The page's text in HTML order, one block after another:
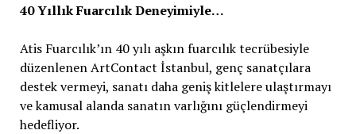
40 Yıllık Fuarcılık Deneyimiyle…
Atis Fuarcılık’ın 40 yılı aşkın fuarcılık tecrübesiyle
düzenlenen ArtContact İstanbul, genç sanatçılara
destek vermeyi, sanatı daha geniş kitlelere ulaştırmayı
ve kamusal alanda sanatın varlığını güçlendirmeyi
hedefliyor.